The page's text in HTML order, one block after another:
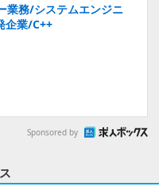
業務/システムエンジニ
企業/C++
Sponsored by